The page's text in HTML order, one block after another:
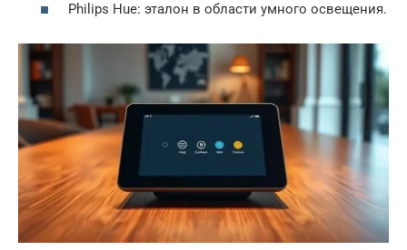
Philips Hue: эталон в области умного освещения.